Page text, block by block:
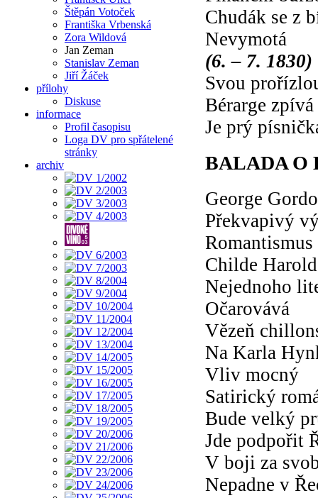
Štěpán Votoček
Františka Vrbenská
Zora Wildová
Jan Zeman
Stanislav Zeman
Jiří Žáček
přílohy
Diskuse
informace
Profil časopisu
Loga DV pro spřátelené
stránky
archiv
Chudák se z
Nevymotá
(6. – 7. 1830)
Svou
Bérarge
Je prý
BALADA O
George
Překvapivý
Romantismus
Childe
Nejednoho
Očarovává
Vězeň
Na Karla
Vliv mocný
Satirický
Bude velký
Jde podpořit
V boji za
Nepadne v